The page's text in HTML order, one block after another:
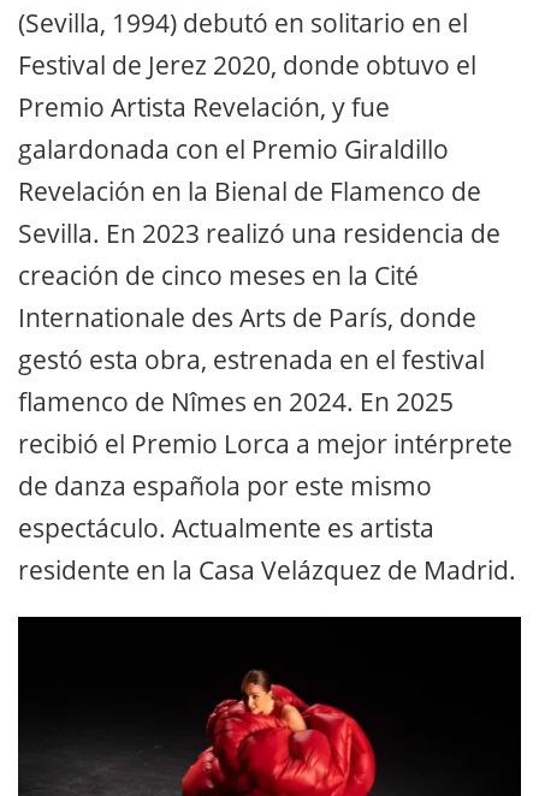
(Sevilla, 1994) debutó en solitario en el
Festival de Jerez 2020, donde obtuvo el
Premio Artista Revelación, y fue
galardonada con el Premio Giraldillo
Revelación en la Bienal de Flamenco de
Sevilla. En 2023 realizó una residencia de
creación de cinco meses en la Cité
Internationale des Arts de París, donde
gestó esta obra, estrenada en el festival
flamenco de Nîmes en 2024. En 2025
recibió el Premio Lorca a mejor intérprete
de danza española por este mismo
espectáculo. Actualmente es artista
residente en la Casa Velázquez de Madrid.